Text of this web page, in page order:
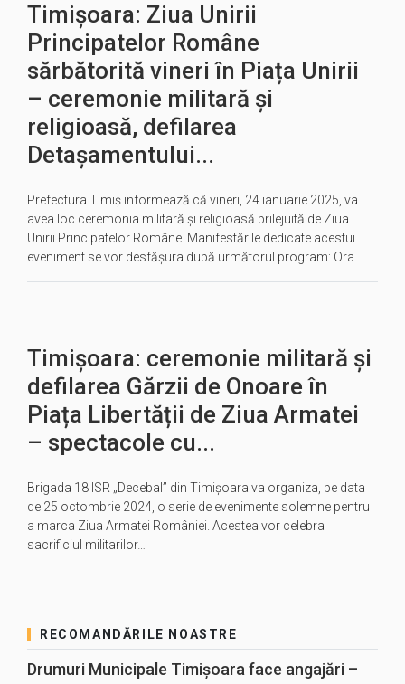
Timișoara: Ziua Unirii
Principatelor Române
sărbătorită vineri în Piața Unirii
– ceremonie militară și
religioasă, defilarea
Detașamentului...
Prefectura Timiș informează că vineri, 24 ianuarie 2025, va
avea loc ceremonia militară și religioasă prilejuită de Ziua
Unirii Principatelor Române. Manifestările dedicate acestui
eveniment se vor desfășura după următorul program: Ora…
Timișoara: ceremonie militară și
defilarea Gărzii de Onoare în
Piața Libertății de Ziua Armatei
– spectacole cu...
Brigada 18 ISR „Decebal” din Timișoara va organiza, pe data
de 25 octombrie 2024, o serie de evenimente solemne pentru
a marca Ziua Armatei României. Acestea vor celebra
sacrificiul militarilor…
RECOMANDĂRILE NOASTRE
Drumuri Municipale Timișoara face angajări –